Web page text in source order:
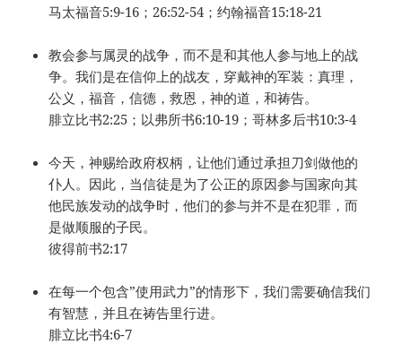
马太福音5:9-16；26:52-54；约翰福音15:18-21
教会参与属灵的战争，而不是和其他人参与地上的战
争。我们是在信仰上的战友，穿戴神的军装：真理，
公义，福音，信德，救恩，神的道，和祷告。
腓立比书2:25；以弗所书6:10-19；哥林多后书10:3-4
今天，神赐给政府权柄，让他们通过承担刀剑做他的
仆人。因此，当信徒是为了公正的原因参与国家向其
他民族发动的战争时，他们的参与并不是在犯罪，而
是做顺服的子民。
彼得前书2:17
在每一个包含”使用武力”的情形下，我们需要确信我们
有智慧，并且在祷告里行进。
腓立比书4:6-7